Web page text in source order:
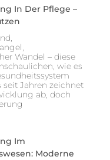
In Der Pflege –
Wandel – diese
wie es
seit Jahren zeichnet
ab, doch
Im
Moderne